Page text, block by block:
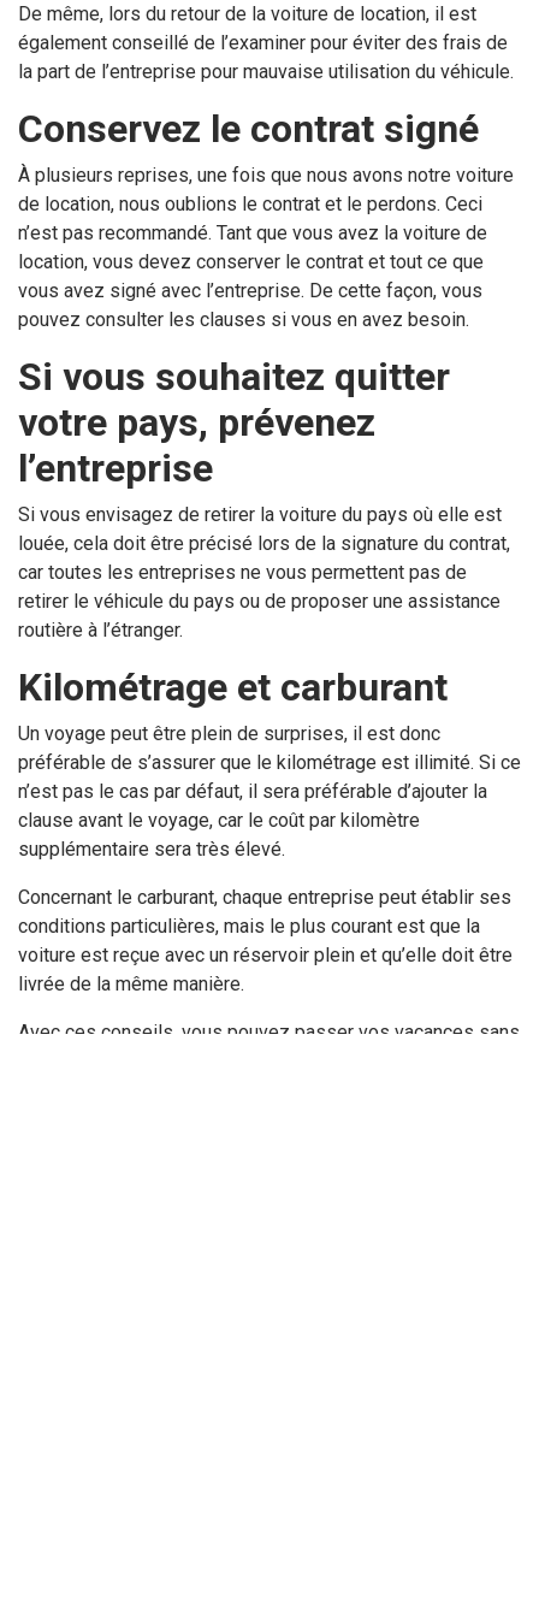
De même, lors du retour de la voiture de location, il est
également conseillé de l’examiner pour éviter des frais de
la part de l’entreprise pour mauvaise utilisation du véhicule.
Conservez le contrat signé
À plusieurs reprises, une fois que nous avons notre voiture
de location, nous oublions le contrat et le perdons. Ceci
n’est pas recommandé. Tant que vous avez la voiture de
location, vous devez conserver le contrat et tout ce que
vous avez signé avec l’entreprise. De cette façon, vous
pouvez consulter les clauses si vous en avez besoin.
Si vous souhaitez quitter
votre pays, prévenez
l’entreprise
Si vous envisagez de retirer la voiture du pays où elle est
louée, cela doit être précisé lors de la signature du contrat,
car toutes les entreprises ne vous permettent pas de
retirer le véhicule du pays ou de proposer une assistance
routière à l’étranger.
Kilométrage et carburant
Un voyage peut être plein de surprises, il est donc
préférable de s’assurer que le kilométrage est illimité. Si ce
n’est pas le cas par défaut, il sera préférable d’ajouter la
clause avant le voyage, car le coût par kilomètre
supplémentaire sera très élevé.
Concernant le carburant, chaque entreprise peut établir ses
conditions particulières, mais le plus courant est que la
voiture est reçue avec un réservoir plein et qu’elle doit être
livrée de la même manière.
Avec ces conseils, vous pouvez passer vos vacances sans